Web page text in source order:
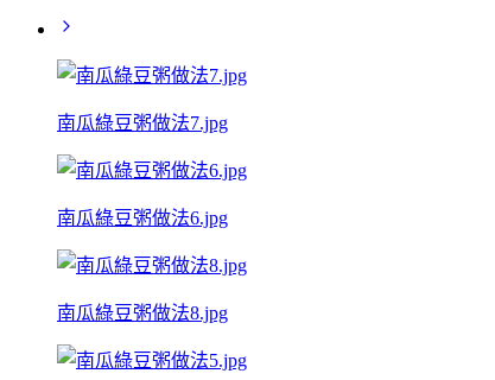
南瓜綠豆粥做法7.jpg
南瓜綠豆粥做法6.jpg
南瓜綠豆粥做法8.jpg